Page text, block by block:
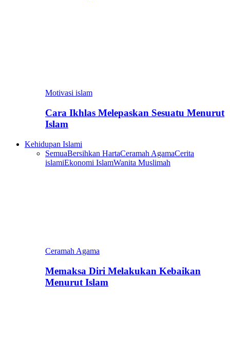
Motivasi islam
Cara Ikhlas Melepaskan Sesuatu Menurut
Islam
Kehidupan Islami
SemuaBersihkan HartaCeramah AgamaCerita
islamiEkonomi IslamWanita Muslimah
Ceramah Agama
Memaksa Diri Melakukan Kebaikan
Menurut Islam